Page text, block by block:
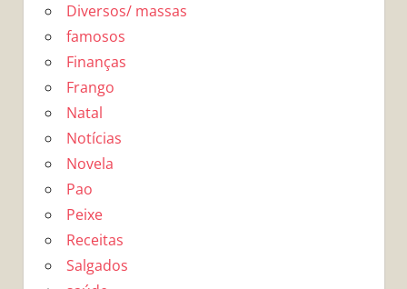
Diversos/ massas
famosos
Finanças
Frango
Natal
Notícias
Novela
Pao
Peixe
Receitas
Salgados